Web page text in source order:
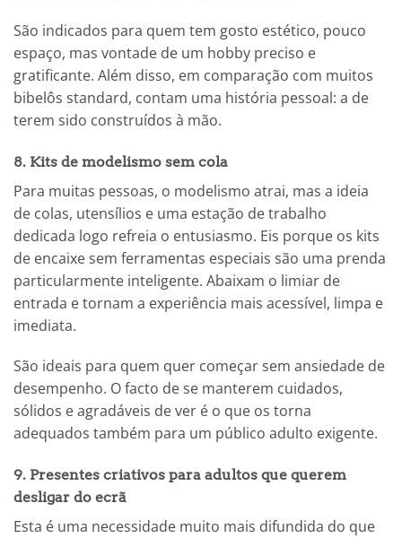
São indicados para quem tem gosto estético, pouco
espaço, mas vontade de um hobby preciso e
gratificante. Além disso, em comparação com muitos
bibelôs standard, contam uma história pessoal: a de
terem sido construídos à mão.
8. Kits de modelismo sem cola
Para muitas pessoas, o modelismo atrai, mas a ideia
de colas, utensílios e uma estação de trabalho
dedicada logo refreia o entusiasmo. Eis porque os kits
de encaixe sem ferramentas especiais são uma prenda
particularmente inteligente. Abaixam o limiar de
entrada e tornam a experiência mais acessível, limpa e
imediata.
São ideais para quem quer começar sem ansiedade de
desempenho. O facto de se manterem cuidados,
sólidos e agradáveis de ver é o que os torna
adequados também para um público adulto exigente.
9. Presentes criativos para adultos que querem
desligar do ecrã
Esta é uma necessidade muito mais difundida do que